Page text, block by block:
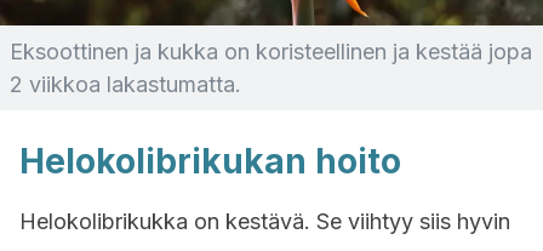
Eksoottinen ja kukka on koristeellinen ja kestää jopa
2 viikkoa lakastumatta.
Helokolibrikukan hoito
Helokolibrikukka on kestävä. Se viihtyy siis hyvin